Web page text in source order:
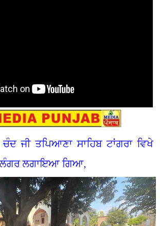
ਚੰਦ ਜੀ ਤਪਿਆਣਾ ਸਾਹਿਬ ਟਾਂਗਰਾ ਵਿਖੇ
ਲੰਗਰ ਲਗਾਇਆ ਗਿਆ,